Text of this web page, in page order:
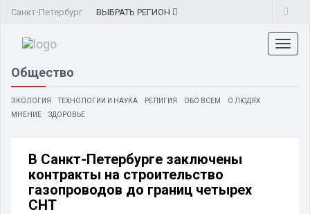
Санкт-Петербург ВЫБРАТЬ РЕГИОН
Общество
ЭКОЛОГИЯ ТЕХНОЛОГИИ И НАУКА РЕЛИГИЯ ОБО ВСЕМ
О ЛЮДЯХ
МНЕНИЕ
ЗДОРОВЬЕ
В Санкт-Петербурге заключены
контракты на строительство
газопроводов до границ четырех
СНТ